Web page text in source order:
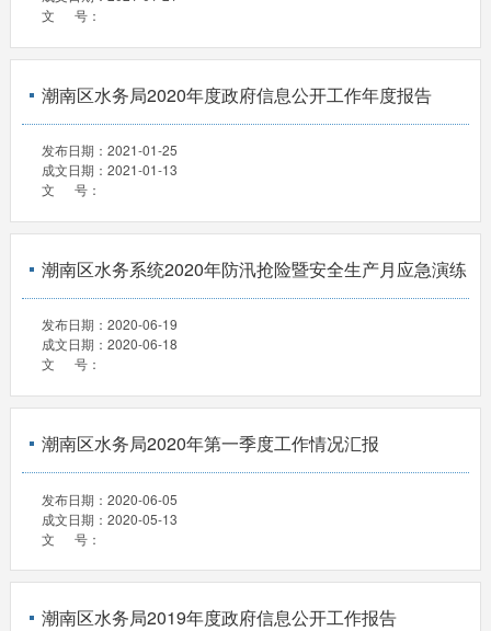
文 号：
潮南区水务局2020年度政府信息公开工作年度报告
发布日期： 2021-01-25
成文日期： 2021-01-13
文 号：
潮南区水务系统2020年防汛抢险暨安全生产月应急演练
发布日期： 2020-06-19
成文日期： 2020-06-18
文 号：
潮南区水务局2020年第一季度工作情况汇报
发布日期： 2020-06-05
成文日期： 2020-05-13
文 号：
潮南区水务局2019年度政府信息公开工作报告